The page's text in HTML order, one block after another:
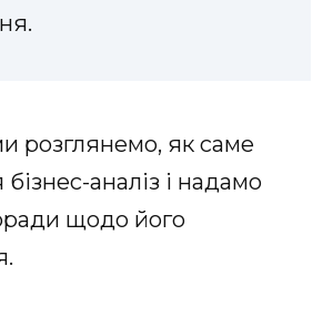
розглянемо, як саме
аналіз і надамо
щодо його